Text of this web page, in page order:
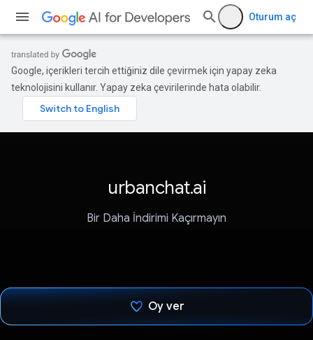
Oturum aç
Google, içerikleri tercih ettiğiniz dile çevirmek için yapay zeka
teknolojisini kullanır. Yapay zeka çevirilerinde hata olabilir.
urbanchat.ai
Bir Daha İndirimi Kaçırmayın
Oy ver